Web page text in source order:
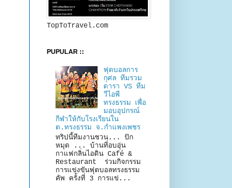
TopToTravel.com
PUPULAR ::
ฟุตบอลการ
กุศล ทีมรวม
ดารา VS ทีม
วีไอพี
ทรงธรรม เพื่อ
มอบอุปกรณ์
กีฬาให้กับโรงเรียนใน
ต.ทรงธรรม จ.กำแพงเพชร
ทริปนี้ทีมงานชวน... ปัก
หมุด ... บ้านที่อบอุ่น
กาแฟกลิ่นไอดิน Café &
Restaurant ร่วมกิจกรรม
การแข่งขันฟุตบอลทรงธรรม
คัพ ครั้งที่ 3 การแข่...